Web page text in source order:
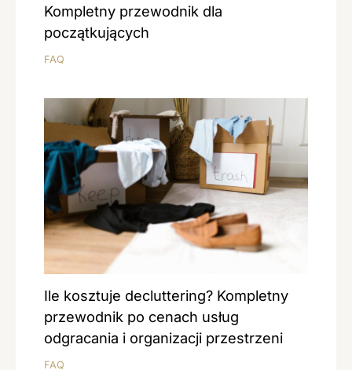
Kompletny przewodnik dla
początkujących
FAQ
Ile kosztuje decluttering? Kompletny
przewodnik po cenach usług
odgracania i organizacji przestrzeni
FAQ